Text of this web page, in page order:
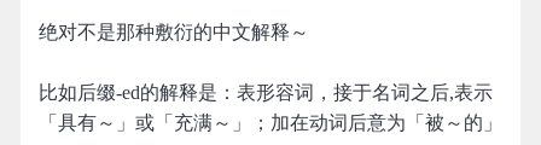
绝对不是那种敷衍的中文解释～
比如后缀-ed的解释是：表形容词，接于名词之后,表示
「具有～」或「充满～」；加在动词后意为「被～的」